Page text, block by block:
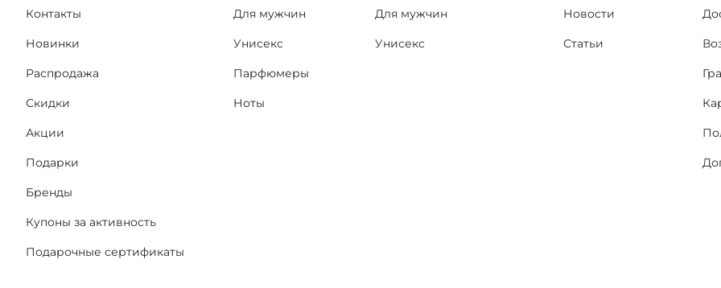
Контакты
Новинки
Распродажа
Скидки
Акции
Подарки
Бренды
Купоны за активность
Подарочные сертификаты
Для мужчин
Унисекс
Парфюмеры
Ноты
Для мужчин
Унисекс
Новости
Статьи